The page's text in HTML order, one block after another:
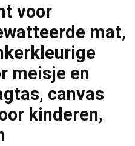
voor
mat,
meisje en
canvas
kinderen,